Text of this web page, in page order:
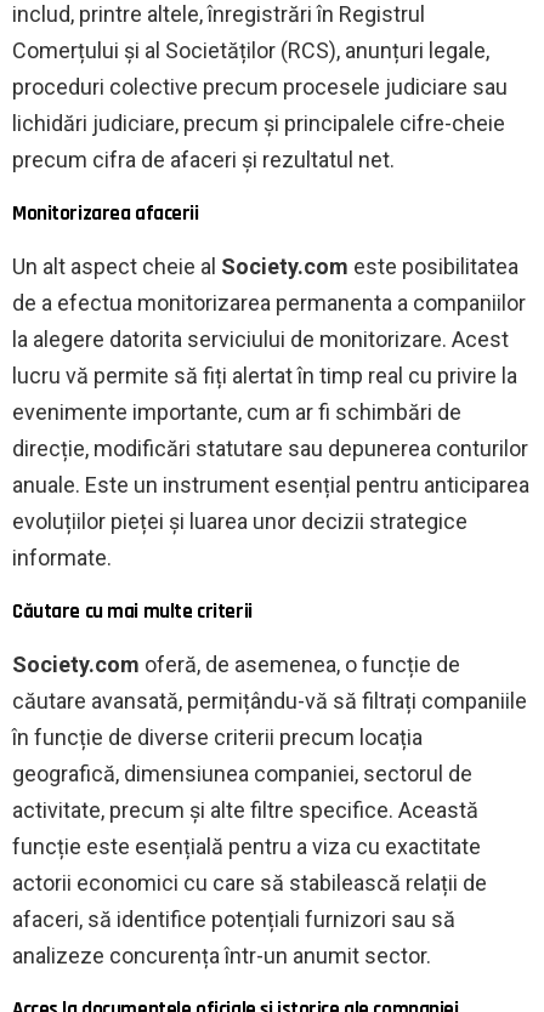
includ, printre altele, înregistrări în Registrul
Comerțului și al Societăților (RCS), anunțuri legale,
proceduri colective precum procesele judiciare sau
lichidări judiciare, precum și principalele cifre-cheie
precum cifra de afaceri și rezultatul net.
Monitorizarea afacerii
Un alt aspect cheie al Society.com este posibilitatea
de a efectua monitorizarea permanenta a companiilor
la alegere datorita serviciului de monitorizare. Acest
lucru vă permite să fiți alertat în timp real cu privire la
evenimente importante, cum ar fi schimbări de
direcție, modificări statutare sau depunerea conturilor
anuale. Este un instrument esențial pentru anticiparea
evoluțiilor pieței și luarea unor decizii strategice
informate.
Căutare cu mai multe criterii
Society.com oferă, de asemenea, o funcție de
căutare avansată, permițându-vă să filtrați companiile
în funcție de diverse criterii precum locația
geografică, dimensiunea companiei, sectorul de
activitate, precum și alte filtre specifice. Această
funcție este esențială pentru a viza cu exactitate
actorii economici cu care să stabilească relații de
afaceri, să identifice potențiali furnizori sau să
analizeze concurența într-un anumit sector.